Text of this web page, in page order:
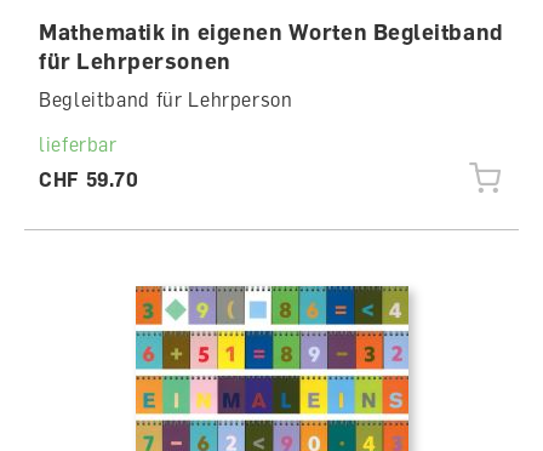
Mathematik in eigenen Worten Begleitband
für Lehrpersonen
Begleitband für Lehrperson
lieferbar
CHF 59.70